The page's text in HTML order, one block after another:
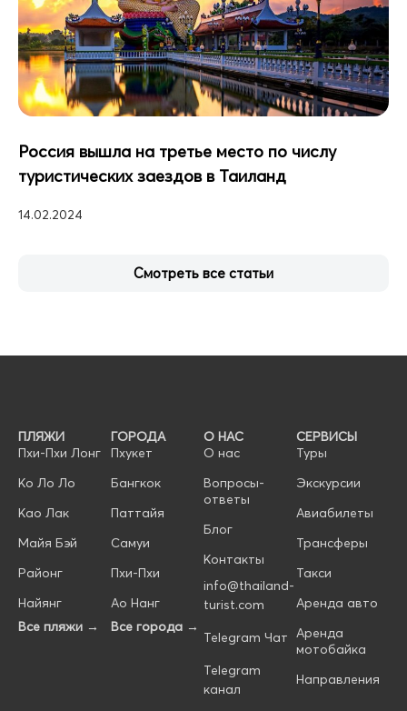
Россия вышла на третье место по числу
туристических заездов в Таиланд
14.02.2024
Смотреть все статьи
ПЛЯЖИ
Пхи-Пхи Лонг
Ко Ло Ло
Као Лак
Майя Бэй
Районг
Найянг
Все пляжи →
ГОРОДА
Пхукет
Бангкок
Паттайя
Самуи
Пхи-Пхи
Ао Нанг
Все города →
О НАС
О нас
Вопросы-
ответы
Блог
Контакты
info@thailand-
turist.com
Telegram Чат
Telegram
канал
СЕРВИСЫ
Туры
Экскурсии
Авиабилеты
Трансферы
Такси
Аренда авто
Аренда
мотобайка
Направления